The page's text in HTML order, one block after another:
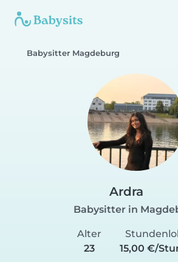
Babysitter Magdeburg
Ardra
Babysitter in
Alter
23
15,00 €/